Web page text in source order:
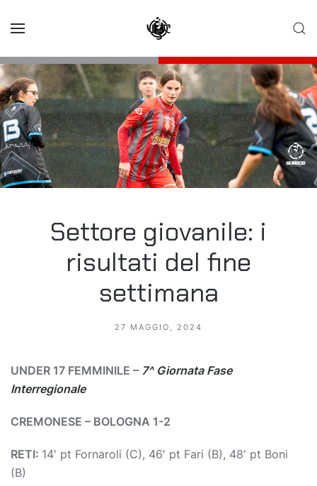
Settore giovanile: i
risultati del fine
settimana
27 MAGGIO, 2024
UNDER 17 FEMMINILE – 7^ Giornata Fase
Interregionale
CREMONESE – BOLOGNA 1-2
RETI: 14′ pt Fornaroli (C), 46′ pt Fari (B), 48′ pt Boni
(B)